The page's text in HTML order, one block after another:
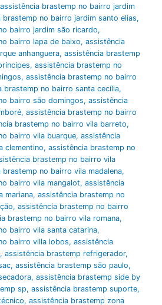
assistência brastemp no bairro jardim
brastemp no bairro jardim santo elias,
bairro jardim são ricardo,
bairro lapa de baixo, assistência
anhanguera, assistência brastemp
, assistência brastemp no
, assistência brastemp no bairro
brastemp no bairro santa cecília,
bairro são domingos, assistência
, assistência brastemp no bairro
brastemp no bairro vila barreto,
bairro vila buarque, assistência
clementino, assistência brastemp no
brastemp no bairro vila
brastemp no bairro vila madalena,
bairro vila mangalot, assistência
mariana, assistência brastemp no
, assistência brastemp no bairro
brastemp no bairro vila romana,
bairro vila santa catarina,
bairro villa lobos, assistência
, assistência brastemp refrigerador,
, assistência brastemp são paulo,
, assistência brastemp side by
sp, assistência brastemp suporte,
, assistência brastemp zona